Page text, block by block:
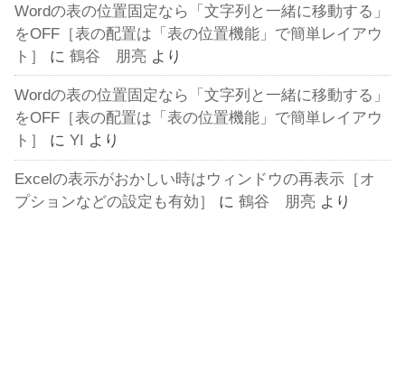
Wordの表の位置固定なら「文字列と一緒に移動する」
をOFF［表の配置は「表の位置機能」で簡単レイアウ
ト］
に鶴谷 朋亮 より
Wordの表の位置固定なら「文字列と一緒に移動する」
をOFF［表の配置は「表の位置機能」で簡単レイアウ
ト］
にYI より
Excelの表示がおかしい時はウィンドウの再表示［オ
プションなどの設定も有効］
に鶴谷 朋亮 より